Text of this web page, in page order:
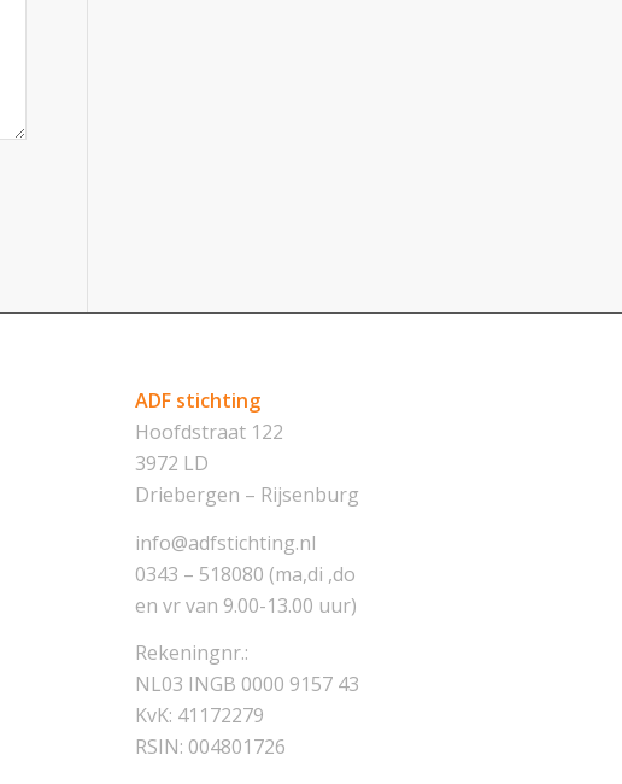
ADF stichting
Hoofdstraat 122
3972 LD
Driebergen – Rijsenburg
info@adfstichting.nl
0343 – 518080 (ma,di ,do
en vr van 9.00-13.00 uur)
Rekeningnr.:
NL03 INGB 0000 9157 43
KvK: 41172279
RSIN: 004801726